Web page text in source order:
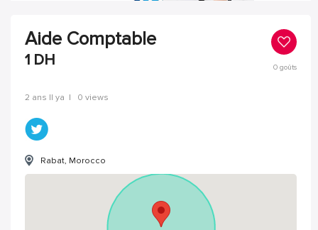
Aide Comptable
1 DH 0goûts
2 ans Il ya | 0 views
Rabat, Morocco